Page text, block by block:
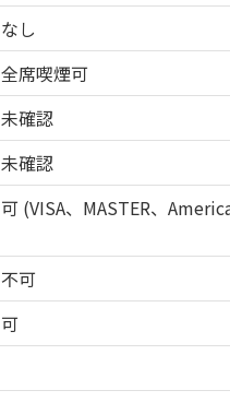
なし
全席喫煙可
未確認
未確認
可 (VISA、MASTER、
不可
可